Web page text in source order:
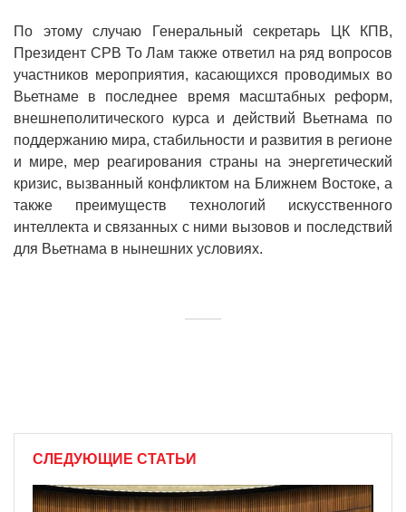
По этому случаю Генеральный секретарь ЦК КПВ,
Президент СРВ То Лам также ответил на ряд вопросов
участников мероприятия, касающихся проводимых во
Вьетнаме в последнее время масштабных реформ,
внешнеполитического курса и действий Вьетнама по
поддержанию мира, стабильности и развития в регионе
и мире, мер реагирования страны на энергетический
кризис, вызванный конфликтом на Ближнем Востоке, а
также преимуществ технологий искусственного
интеллекта и связанных с ними вызовов и последствий
для Вьетнама в нынешних условиях.
СЛЕДУЮЩИЕ СТАТЬИ